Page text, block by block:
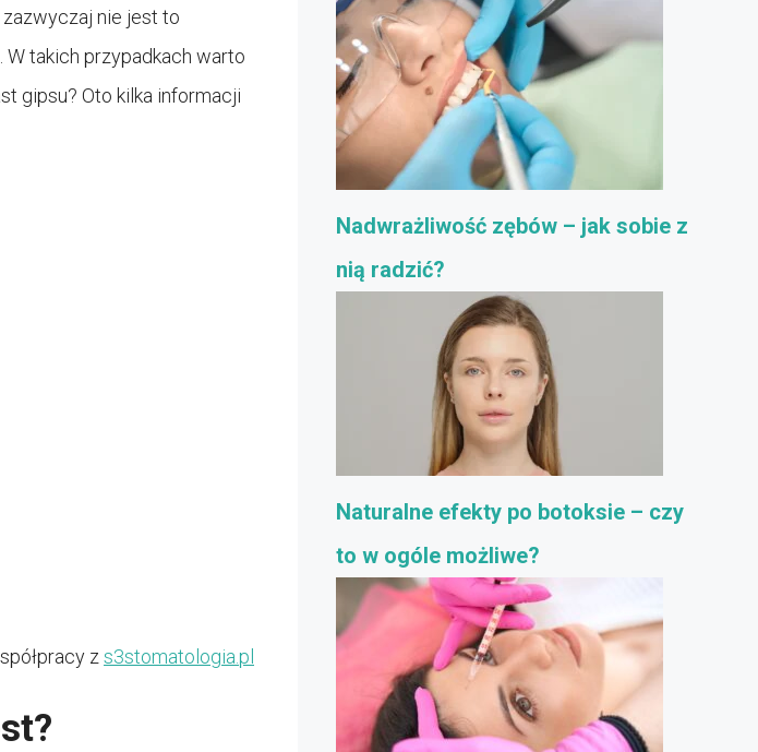
nie jest to
takich przypadkach warto
gipsu? Oto kilka informacji
z s3stomatologia.pl
Nadwrażliwość zębów – jak sobie z
nią radzić?
Naturalne efekty po botoksie – czy
to w ogóle możliwe?